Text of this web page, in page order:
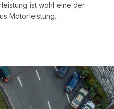
ist wohl eine der
Motorleistung…